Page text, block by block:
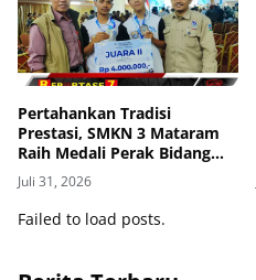
Pertahankan Tradisi
Prestasi, SMKN 3 Mataram
Raih Medali Perak Bidang
Robotics di LKS Tingkat
Provinsi 2026
Juli 31, 2026
Failed to load posts.